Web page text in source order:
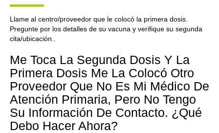
Llame al centro/proveedor que le colocó la primera dosis.
Pregunte por los detalles de su vacuna y verifique su segunda
cita/ubicación..
Me Toca La Segunda Dosis Y La
Primera Dosis Me La Colocó Otro
Proveedor Que No Es Mi Médico De
Atención Primaria, Pero No Tengo
Su Información De Contacto. ¿Qué
Debo Hacer Ahora?